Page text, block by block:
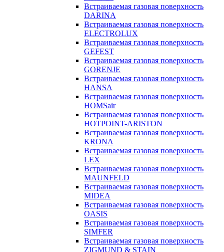
Встраиваемая газовая поверхность
DARINA
Встраиваемая газовая поверхность
ELECTROLUX
Встраиваемая газовая поверхность
GEFEST
Встраиваемая газовая поверхность
GORENJE
Встраиваемая газовая поверхность
HANSA
Встраиваемая газовая поверхность
HOMSair
Встраиваемая газовая поверхность
HOTPOINT-ARISTON
Встраиваемая газовая поверхность
KRONA
Встраиваемая газовая поверхность
LEX
Встраиваемая газовая поверхность
MAUNFELD
Встраиваемая газовая поверхность
MIDEA
Встраиваемая газовая поверхность
OASIS
Встраиваемая газовая поверхность
SIMFER
Встраиваемая газовая поверхность
ZIGMUND & STAIN